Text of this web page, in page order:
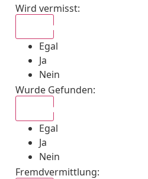
Wird vermisst:
Egal
Ja
Nein
Wurde Gefunden:
Egal
Ja
Nein
Fremdvermittlung: